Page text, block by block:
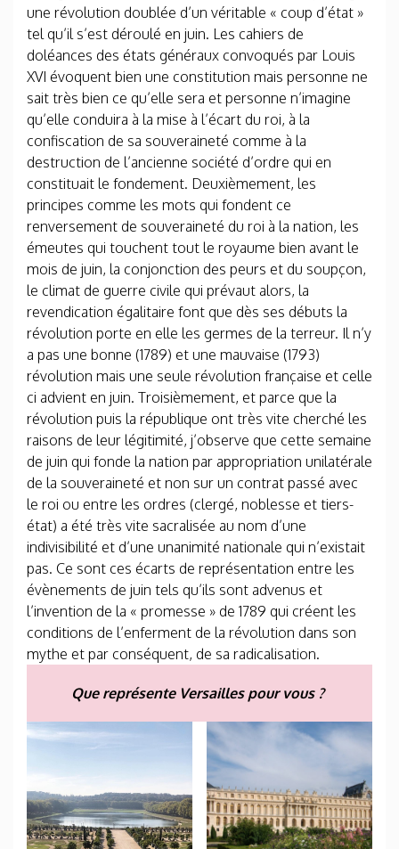
une révolution doublée d’un véritable « coup d’état »
tel qu’il s’est déroulé en juin. Les cahiers de
doléances des états généraux convoqués par Louis
XVI évoquent bien une constitution mais personne ne
sait très bien ce qu’elle sera et personne n’imagine
qu’elle conduira à la mise à l’écart du roi, à la
confiscation de sa souveraineté comme à la
destruction de l’ancienne société d’ordre qui en
constituait le fondement. Deuxièmement, les
principes comme les mots qui fondent ce
renversement de souveraineté du roi à la nation, les
émeutes qui touchent tout le royaume bien avant le
mois de juin, la conjonction des peurs et du soupçon,
le climat de guerre civile qui prévaut alors, la
revendication égalitaire font que dès ses débuts la
révolution porte en elle les germes de la terreur. Il n’y
a pas une bonne (1789) et une mauvaise (1793)
révolution mais une seule révolution française et celle
ci advient en juin. Troisièmement, et parce que la
révolution puis la république ont très vite cherché les
raisons de leur légitimité, j’observe que cette semaine
de juin qui fonde la nation par appropriation unilatérale
de la souveraineté et non sur un contrat passé avec
le roi ou entre les ordres (clergé, noblesse et tiers-
état) a été très vite sacralisée au nom d’une
indivisibilité et d’une unanimité nationale qui n’existait
pas. Ce sont ces écarts de représentation entre les
évènements de juin tels qu’ils sont advenus et
l’invention de la « promesse » de 1789 qui créent les
conditions de l’enferment de la révolution dans son
mythe et par conséquent, de sa radicalisation.
Que représente Versailles pour vous ?